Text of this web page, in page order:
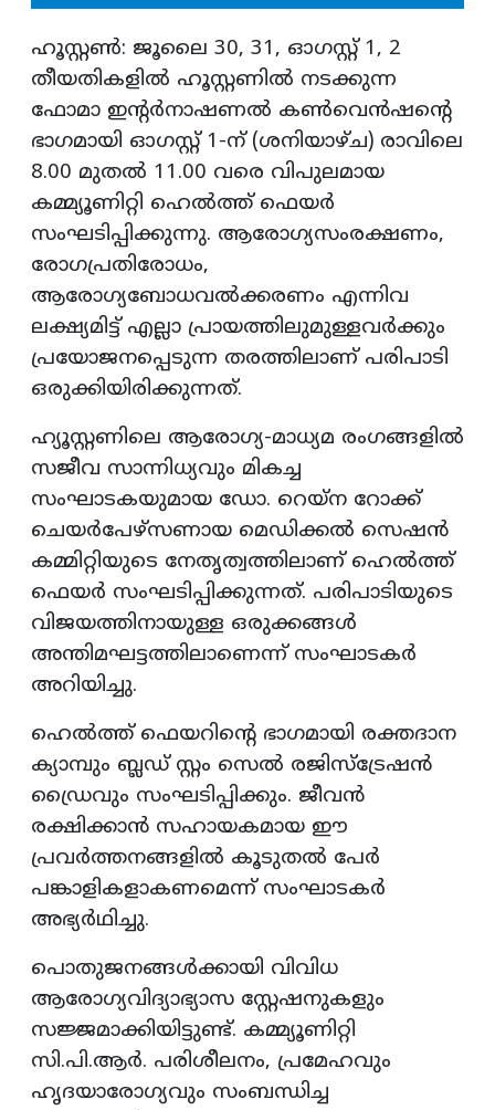
ഹൂസ്റ്റൺ: ജൂലൈ 30, 31, ഓഗസ്റ്റ് 1, 2
തീയതികളിൽ ഹൂസ്റ്റണിൽ നടക്കുന്ന
ഫോമാ ഇന്റർനാഷണൽ കൺവെൻഷന്റെ
ഭാഗമായി ഓഗസ്റ്റ് 1-ന് (ശനിയാഴ്ച) രാവിലെ
8.00 മുതൽ 11.00 വരെ വിപുലമായ
കമ്മ്യൂണിറ്റി ഹെൽത്ത് ഫെയർ
സംഘടിപ്പിക്കുന്നു. ആരോഗ്യസംരക്ഷണം,
രോഗപ്രതിരോധം,
ആരോഗ്യബോധവൽക്കരണം എന്നിവ
ലക്ഷ്യമിട്ട് എല്ലാ പ്രായത്തിലുമുള്ളവർക്കും
പ്രയോജനപ്പെടുന്ന തരത്തിലാണ് പരിപാടി
ഒരുക്കിയിരിക്കുന്നത്.
ഹ്യൂസ്റ്റണിലെ ആരോഗ്യ-മാധ്യമ രംഗങ്ങളിൽ
സജീവ സാന്നിധ്യവും മികച്ച
സംഘാടകയുമായ ഡോ. റെയ്‌ന റോക്ക്
ചെയർപേഴ്സണായ മെഡിക്കൽ സെഷൻ
കമ്മിറ്റിയുടെ നേതൃത്വത്തിലാണ് ഹെൽത്ത്
ഫെയർ സംഘടിപ്പിക്കുന്നത്. പരിപാടിയുടെ
വിജയത്തിനായുള്ള ഒരുക്കങ്ങൾ
അന്തിമഘട്ടത്തിലാണെന്ന് സംഘാടകർ
അറിയിച്ചു.
ഹെൽത്ത് ഫെയറിന്റെ ഭാഗമായി രക്തദാന
ക്യാമ്പും ബ്ലഡ് സ്റ്റം സെൽ രജിസ്ട്രേഷൻ
ഡ്രൈവും സംഘടിപ്പിക്കും. ജീവൻ
രക്ഷിക്കാൻ സഹായകമായ ഈ
പ്രവർത്തനങ്ങളിൽ കൂടുതൽ പേർ
പങ്കാളികളാകണമെന്ന് സംഘാടകർ
അഭ്യർഥിച്ചു.
പൊതുജനങ്ങൾക്കായി വിവിധ
ആരോഗ്യവിദ്യാഭ്യാസ സ്റ്റേഷനുകളും
സജ്ജമാക്കിയിട്ടുണ്ട്. കമ്മ്യൂണിറ്റി
സി.പി.ആർ. പരിശീലനം, പ്രമേഹവും
ഹൃദയാരോഗ്യവും സംബന്ധിച്ച